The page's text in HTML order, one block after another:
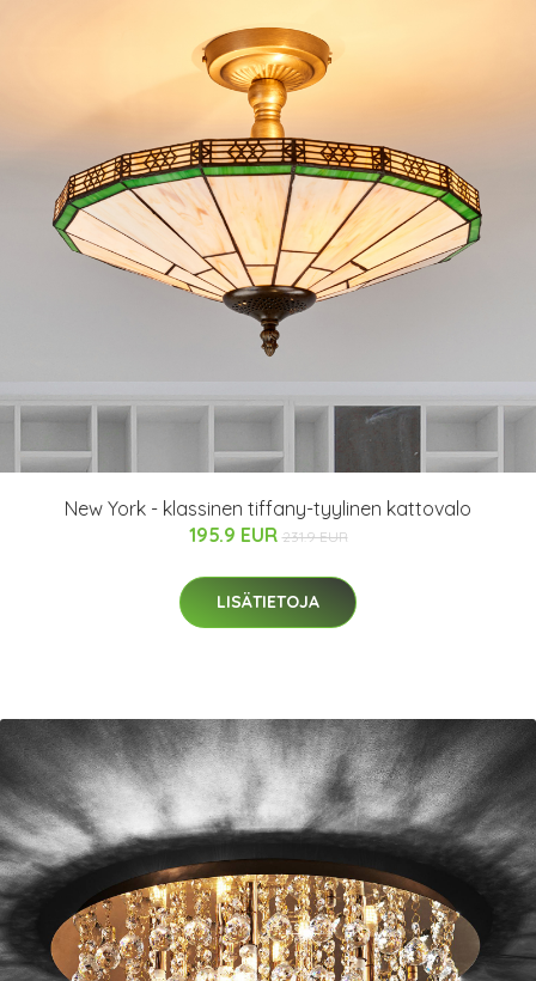
New York - klassinen tiffany-tyylinen kattovalo
195.9 EUR 231.9 EUR
LISÄTIETOJA